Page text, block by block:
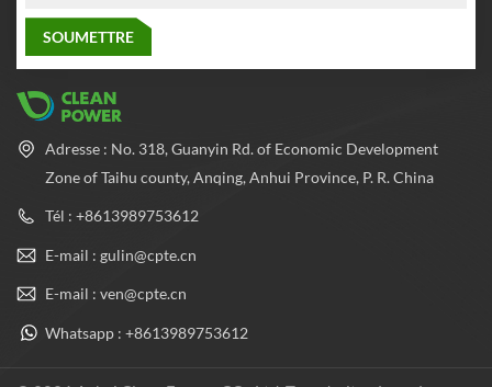
Adresse : No. 318, Guanyin Rd. of Economic Development
Zone of Taihu county, Anqing, Anhui Province, P. R. China
Tél : +8613989753612
E-mail : gulin@cpte.cn
E-mail : ven@cpte.cn
Whatsapp : +8613989753612